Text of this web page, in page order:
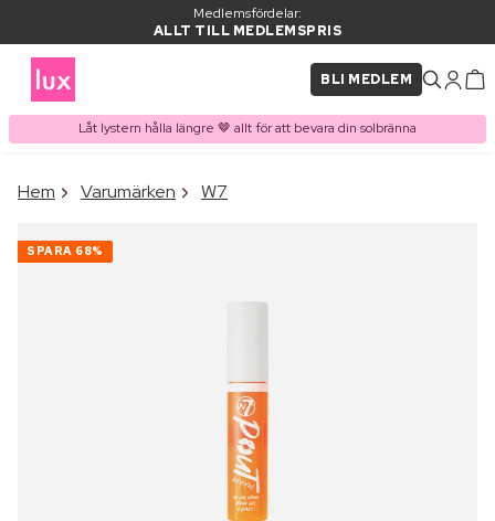
Medlemsfördelar:
ALLT TILL MEDLEMSPRIS
BLI MEDLEM
Låt lystern hålla längre 🤎 allt för att bevara din solbränna
PRODUKT I VARUKORGEN
Hem Varumärken W7
SPARA 68%